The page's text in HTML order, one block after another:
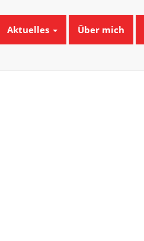
Aktuelles Über mich